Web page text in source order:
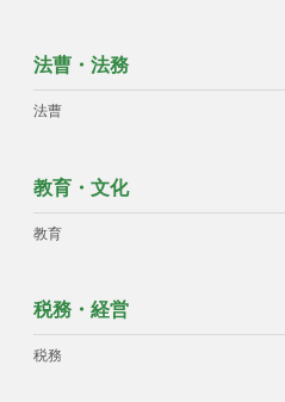
法曹・法務
法曹
教育・文化
教育
税務・経営
税務